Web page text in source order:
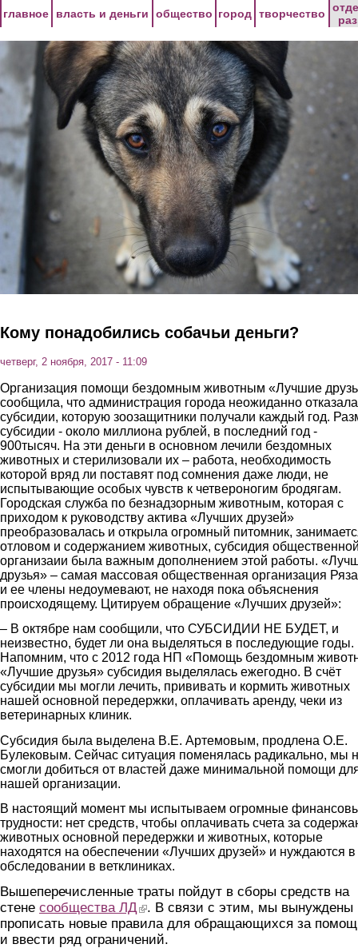
главное власть и деньги общество город творчество
Кому понадобились собачьи деньги?
четверг, 2 ноября, 2017 - 11:09
Организация помощи бездомным животным «Лучшие
сообщила, что администрация города неожиданно
субсидии, которую зоозащитники получали каждый год.
субсидии - около миллиона рублей, в последний год -
900тысяч. На эти деньги в основном лечили бездомных
животных и стерилизовали их – работа, необходимость
которой вряд ли поставят под сомнения даже люди, не
испытывающие особых чувств к четвероногим бродягам.
Городская служба по безнадзорным животным, которая с
приходом к руководству актива «Лучших друзей»
преобразовалась и открыла огромный питомник,
отловом и содержанием животных, субсидия
организаии была важным дополнением этой работы.
друзья» – самая массовая общественная организация
и ее члены недоумевают, не находя пока объяснения
происходящему. Цитируем обращение «Лучших друзей»:
– В октябре нам сообщили, что СУБСИДИИ НЕ БУДЕТ, и
неизвестно, будет ли она выделяться в последующие годы.
Напомним, что с 2012 года НП «Помощь бездомным
«Лучшие друзья» субсидия выделялась ежегодно. В счёт
субсидии мы могли лечить, прививать и кормить животных
нашей основной передержки, оплачивать аренду, чеки из
ветеринарных клиник.
Субсидия была выделена В.Е. Артемовым, продлена О.Е.
Булековым. Сейчас ситуация поменялась радикально, мы
смогли добиться от властей даже минимальной помощи
нашей организации.
В настоящий момент мы испытываем огромные
трудности: нет средств, чтобы оплачивать счета за
животных основной передержки и животных, которые
находятся на обеспечении «Лучших друзей» и нуждаются в
обследовании в ветклиниках.
Вышеперечисленные траты пойдут в сборы средств на
стене сообщества ЛД(link is external)
. В связи с этим, мы вынуждены
прописать новые правила для обращающихся за
и ввести ряд ограничений.